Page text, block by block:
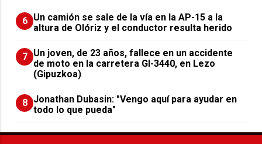
6 Un camión se sale de la vía en la AP-15 a la
altura de Olóriz y el conductor resulta herido
7 Un joven, de 23 años, fallece en un accidente
de moto en la carretera GI-3440, en Lezo
(Gipuzkoa)
8 Jonathan Dubasin: "Vengo aquí para ayudar en
todo lo que pueda"